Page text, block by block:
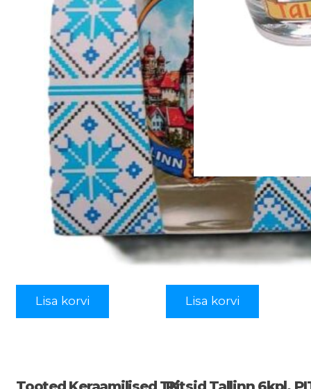
Lisa korvi Lisa korvi